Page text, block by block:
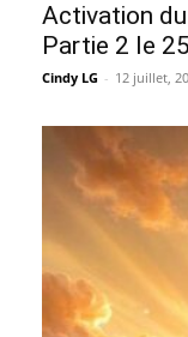
Activation
Partie 2 le
Cindy LG - 12 juillet,